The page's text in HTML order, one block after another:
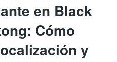
en Black
Cómo
y